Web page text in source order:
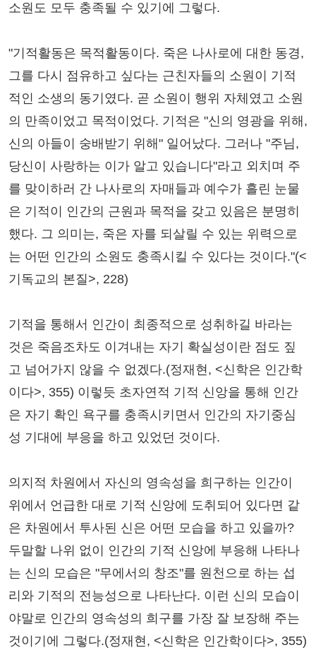
소원도 모두 충족될 수 있기에 그렇다.
"기적활동은 목적활동이다. 죽은 나사로에 대한 동경,
그를 다시 점유하고 싶다는 근친자들의 소원이 기적
적인 소생의 동기였다. 곧 소원이 행위 자체였고 소원
의 만족이었고 목적이었다. 기적은 "신의 영광을 위해,
신의 아들이 숭배받기 위해" 일어났다. 그러나 "주님,
당신이 사랑하는 이가 알고 있습니다"라고 외치며 주
를 맞이하러 간 나사로의 자매들과 예수가 흘린 눈물
은 기적이 인간의 근원과 목적을 갖고 있음은 분명히
했다. 그 의미는, 죽은 자를 되살릴 수 있는 위력으로
는 어떤 인간의 소원도 충족시킬 수 있다는 것이다."(<
기독교의 본질>, 228)
기적을 통해서 인간이 최종적으로 성취하길 바라는
것은 죽음조차도 이겨내는 자기 확실성이란 점도 짚
고 넘어가지 않을 수 없겠다.(정재현, <신학은 인간학
이다>, 355) 이렇듯 초자연적 기적 신앙을 통해 인간
은 자기 확인 욕구를 충족시키면서 인간의 자기중심
성 기대에 부응을 하고 있었던 것이다.
의지적 차원에서 자신의 영속성을 희구하는 인간이
위에서 언급한 대로 기적 신앙에 도취되어 있다면 같
은 차원에서 투사된 신은 어떤 모습을 하고 있을까?
두말할 나위 없이 인간의 기적 신앙에 부응해 나타나
는 신의 모습은 "무에서의 창조"를 원천으로 하는 섭
리와 기적의 전능성으로 나타난다. 이런 신의 모습이
야말로 인간의 영속성의 희구를 가장 잘 보장해 주는
것이기에 그렇다.(정재현, <신학은 인간학이다>, 355)